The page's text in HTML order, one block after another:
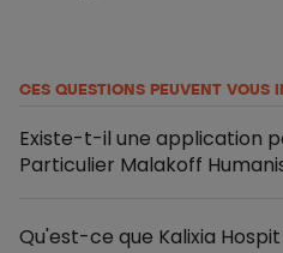
CES QUESTIONS PEUVENT VOUS
Existe-t-il une application
Particulier Malakoff
Qu'est-ce que Kalixia Hospit